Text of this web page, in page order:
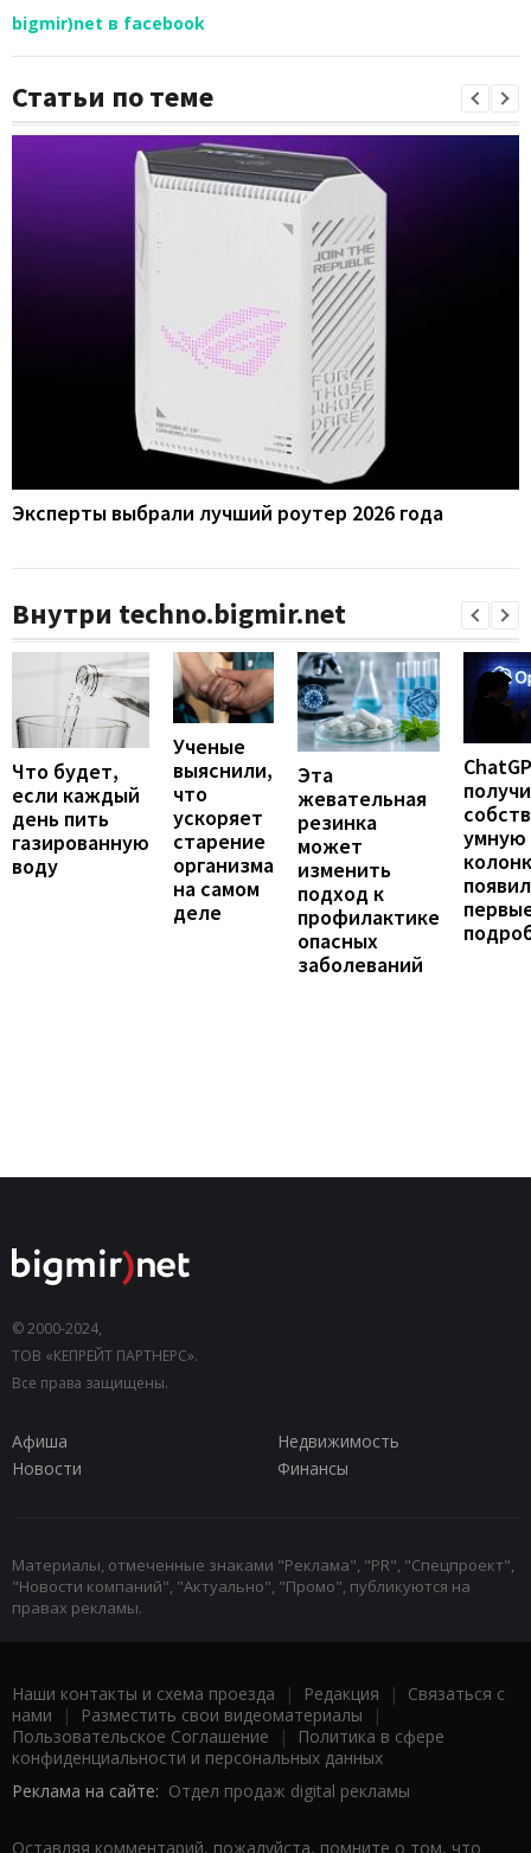
bigmir)net в facebook
Статьи по теме
Эксперты выбрали лучший роутер 2026 года
Внутри techno.bigmir.net
Что будет,
если каждый
день пить
газированную
воду
Ученые
выяснили,
что
ускоряет
старение
организма
на самом
деле
Эта
жевательная
резинка
может
изменить
подход к
профилактике
опасных
заболеваний
умную
© 2000-2024,
ТОВ «КЕПРЕЙТ ПАРТНЕРС».
Все права защищены.
Афиша
Недвижимость
Новости
Финансы
Материалы, отмеченные знаками "Реклама", "PR", "Спецпроект",
"Новости компаний", "Актуально", "Промо", публикуются на
правах рекламы.
Наши контакты и схема проезда | Редакция | Связаться с
нами | Разместить свои видеоматериалы |
Пользовательское Соглашение |
Политика в сфере
конфиденциальности и персональных данных
Реклама на сайте: Отдел продаж digital рекламы
Оставляя комментарий, пожалуйста, помните о том, что